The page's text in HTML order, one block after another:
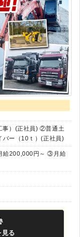
事）(正社員) ②普通土
ー（10ｔ）(正社員)
200,000円～ ③月給
見る